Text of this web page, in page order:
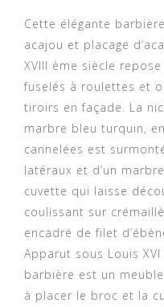
Cette élégante
acajou et placage
XVIII ème siècle
fuselés à roulettes et
tiroirs en façade. La
marbre bleu turquin,
cannelées est
latéraux et d’un
cuvette qui laisse
coulissant sur
encadré de filet
Apparut sous Louis
barbière est un
à placer le broc et la